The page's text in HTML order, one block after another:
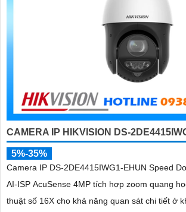
CAMERA IP HIKVISION DS-
5%-35%
Camera IP DS-2DE4415IWG1-EHUN Speed
AI-ISP AcuSense 4MP tích hợp zoom quang
thuật số 16X cho khả năng quan sát chi tiết ở